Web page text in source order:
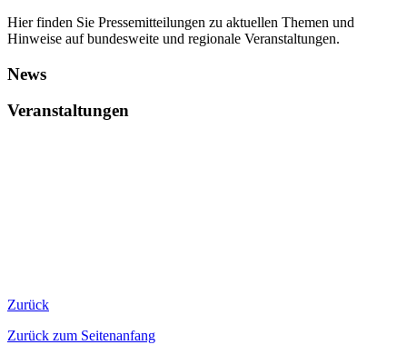
Hier finden Sie Pressemitteilungen zu aktuellen Themen und
Hinweise auf bundesweite und regionale Veranstaltungen.
News
Veranstaltungen
Zurück
Zurück zum Seitenanfang